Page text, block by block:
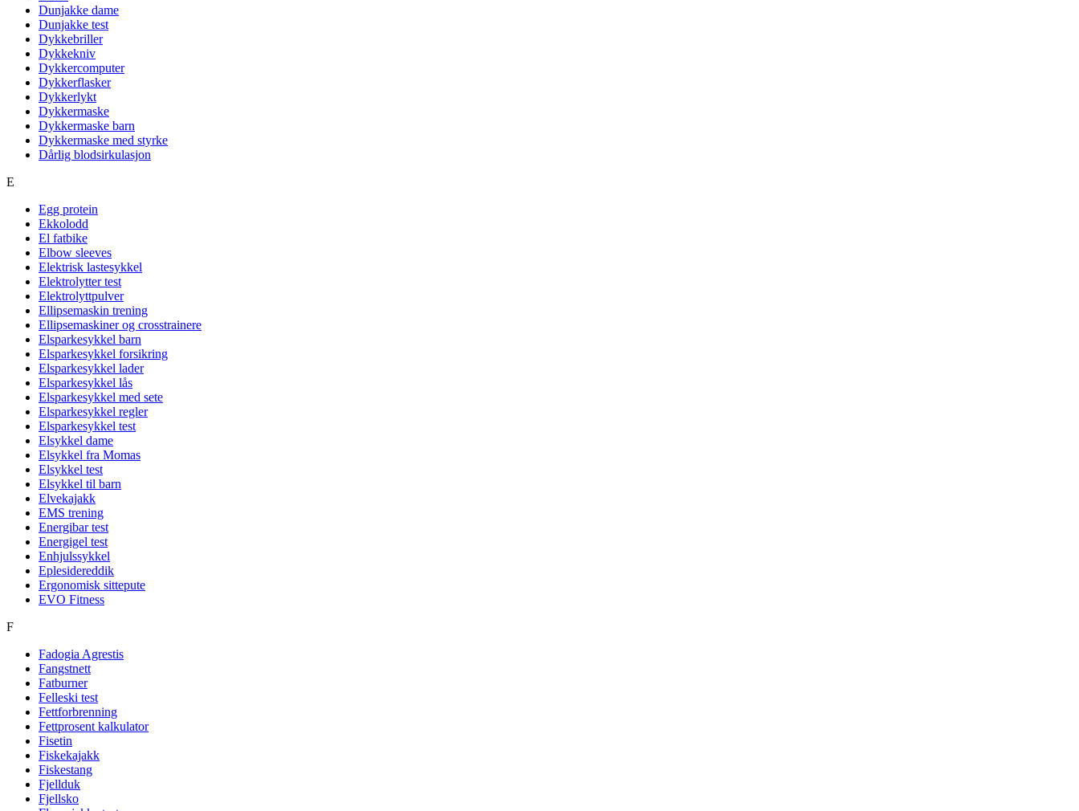
Dunjakke dame
Dunjakke test
Dykkebriller
Dykkekniv
Dykkercomputer
Dykkerflasker
Dykkerlykt
Dykkermaske
Dykkermaske barn
Dykkermaske med styrke
Dårlig blodsirkulasjon
E
Egg protein
Ekkolodd
El fatbike
Elbow sleeves
Elektrisk lastesykkel
Elektrolytter test
Elektrolyttpulver
Ellipsemaskin trening
Ellipsemaskiner og crosstrainere
Elsparkesykkel barn
Elsparkesykkel forsikring
Elsparkesykkel lader
Elsparkesykkel lås
Elsparkesykkel med sete
Elsparkesykkel regler
Elsparkesykkel test
Elsykkel dame
Elsykkel fra Momas
Elsykkel test
Elsykkel til barn
Elvekajakk
EMS trening
Energibar test
Energigel test
Enhjulssykkel
Eplesidereddik
Ergonomisk sittepute
EVO Fitness
F
Fadogia Agrestis
Fangstnett
Fatburner
Felleski test
Fettforbrenning
Fettprosent kalkulator
Fisetin
Fiskekajakk
Fiskestang
Fjellduk
Fjellsko